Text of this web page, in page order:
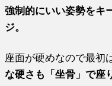
強制的にいい姿勢をキ
ジ。
座面が硬めなので最初
な硬さも「坐骨」で座